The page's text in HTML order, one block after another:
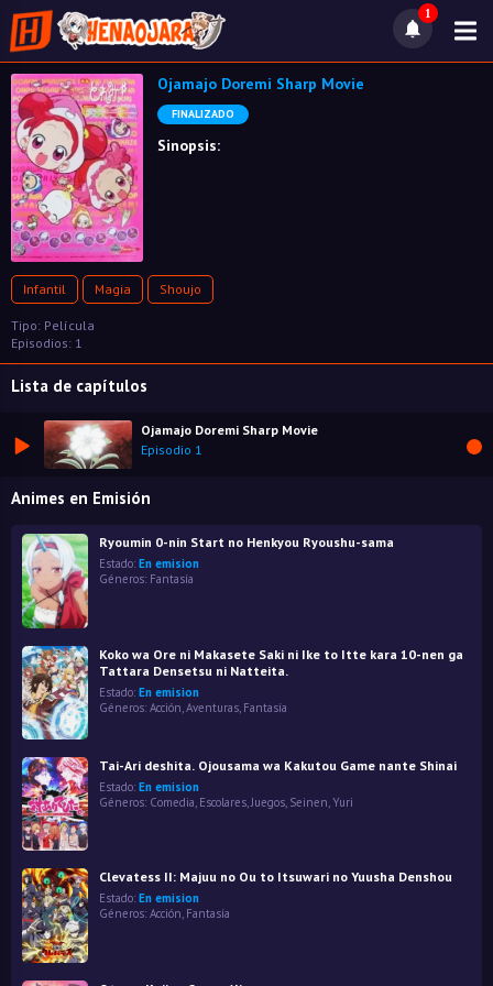
1
Ojamajo Doremi Sharp Movie
FINALIZADO
Sinopsis:
Infantil Magia Shoujo
Tipo: Película
Episodios: 1
Lista de capítulos
Ojamajo Doremi Sharp Movie
Episodio 1
Animes en Emisión
Ryoumin 0-nin Start no Henkyou Ryoushu-sama
Estado: En emision
Géneros: Fantasía
Koko wa Ore ni Makasete Saki ni Ike to Itte kara 10-nen ga
Tattara Densetsu ni Natteita.
Estado: En emision
Géneros: Acción Aventuras Fantasía
Tai-Ari deshita. Ojousama wa Kakutou Game nante Shinai
Estado: En emision
Géneros: Comedia, Escolares,Juegos, Seinen,Yuri
Clevatess II: Majuu no Ou to Itsuwari no Yuusha Denshou
Estado: En emision
Géneros: Acción, Fantasía